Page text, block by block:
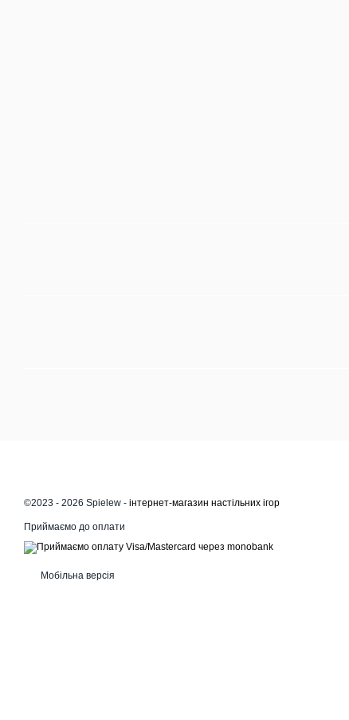
©2023 - 2026 Spielew - інтернет-магазин настільних ігор
Приймаємо до оплати
Мобільна версія